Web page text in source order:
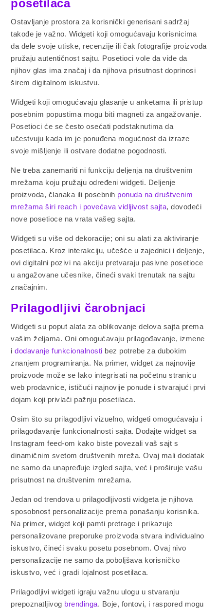
posetilaca
Ostavljanje prostora za korisnički generisani sadržaj
takođe je važno. Widgeti koji omogućavaju korisnicima
da dele svoje utiske, recenzije ili čak fotografije proizvoda
pružaju autentičnost sajtu. Posetioci vole da vide da
njihov glas ima značaj i da njihova prisutnost doprinosi
širem digitalnom iskustvu.
Widgeti koji omogućavaju glasanje u anketama ili pristup
posebnim popustima mogu biti magneti za angažovanje.
Posetioci će se često osećati podstaknutima da
učestvuju kada im je ponuđena mogućnost da izraze
svoje mišljenje ili ostvare dodatne pogodnosti.
Ne treba zanemariti ni funkciju deljenja na društvenim
mrežama koju pružaju određeni widgeti. Deljenje
proizvoda, članaka ili posebnih ponuda na društvenim
mrežama širi reach i povećava vidljivost sajta, dovodeći
nove posetioce na vrata vašeg sajta.
Widgeti su više od dekoracije; oni su alati za aktiviranje
posetilaca. Kroz interakciju, učešće u zajednici i deljenje,
ovi digitalni pozivi na akciju pretvaraju pasivne posetioce
u angažovane učesnike, čineći svaki trenutak na sajtu
značajnim.
Prilagodljivi čarobnjaci
Widgeti su poput alata za oblikovanje delova sajta prema
vašim željama. Oni omogućavaju prilagođavanje, izmene
idodavanje funkcionalnosti bez potrebe za dubokim
znanjem programiranja. Na primer, widget za najnovije
proizvode može se lako integrisati na početnu stranicu
web prodavnice, ističući najnovije ponude i stvarajući prvi
dojam koji privlači pažnju posetilaca.
Osim što su prilagodljivi vizuelno, widgeti omogućavaju i
prilagođavanje funkcionalnosti sajta. Dodajte widget sa
Instagram feed-om kako biste povezali vaš sajt s
dinamičnim svetom društvenih mreža. Ovaj mali dodatak
ne samo da unapređuje izgled sajta, već i proširuje vašu
prisutnost na društvenim mrežama.
Jedan od trendova u prilagodljivosti widgeta je njihova
sposobnost personalizacije prema ponašanju korisnika.
Na primer, widget koji pamti pretrage i prikazuje
personalizovane preporuke proizvoda stvara individualno
iskustvo, čineći svaku posetu posebnom. Ovaj nivo
personalizacije ne samo da poboljšava korisničko
iskustvo, već i gradi lojalnost posetilaca.
Prilagodljivi widgeti igraju važnu ulogu u stvaranju
prepoznatljivog brendinga. Boje, fontovi, i raspored mogu